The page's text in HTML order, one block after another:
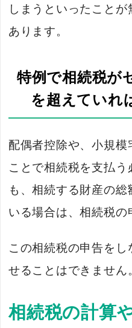
しまうといったこと
あります。
特例で相続税が
を超えていれ
配偶者控除や、小規模
ことで相続税を支払
も、相続する財産の
いる場合は、相続税の
この相続税の申告をし
せることはできません
相続税の計算